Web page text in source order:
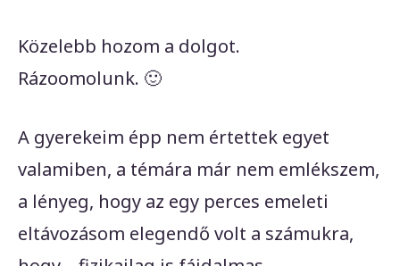
Közelebb hozom a dolgot.
Rázoomolunk. 🙂
A gyerekeim épp nem értettek egyet
valamiben, a témára már nem emlékszem,
a lényeg, hogy az egy perces emeleti
eltávozásom elegendő volt a számukra,